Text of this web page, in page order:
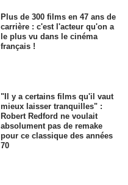
Plus de 300 films en 47 ans de
carrière : c'est l'acteur qu'on a
le plus vu dans le cinéma
français !
"Il y a certains films qu'il vaut
mieux laisser tranquilles" :
Robert Redford ne voulait
absolument pas de remake
pour ce classique des années
70